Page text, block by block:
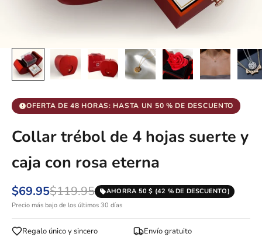
OFERTA DE 48 HORAS: HASTA UN 50 % DE DESCUENTO
Collar trébol de 4 hojas suerte y
caja con rosa eterna
$69.95$119.95
AHORRA 50 $ (42 % DE DESCUENTO)
Precio más bajo de los últimos 30 días
Regalo único y sincero
Envío gratuito